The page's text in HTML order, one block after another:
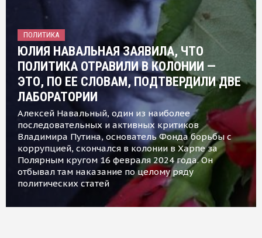
ПОЛИТИКА
ЮЛИЯ НАВАЛЬНАЯ ЗАЯВИЛА, ЧТО
ПОЛИТИКА ОТРАВИЛИ В КОЛОНИИ —
ЭТО, ПО ЕЕ СЛОВАМ, ПОДТВЕРДИЛИ ДВЕ
ЛАБОРАТОРИИ
Алексей Навальный, один из наиболее
последовательных и активных критиков
Владимира Путина, основатель Фонда борьбы с
коррупцией, скончался в колонии в Харпе за
Полярным кругом 16 февраля 2024 года. Он
отбывал там наказание по целому ряду
политических статей